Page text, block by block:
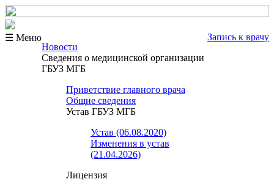
☰ Меню
Запись к врачу
Новости
Сведения о медицинской организации
ГБУЗ МГБ
Приветствие главного врача
Общие сведения
Устав ГБУЗ МГБ
Устав (06.08.2020)
Изменения в устав
(21.04.2026)
Лицензия